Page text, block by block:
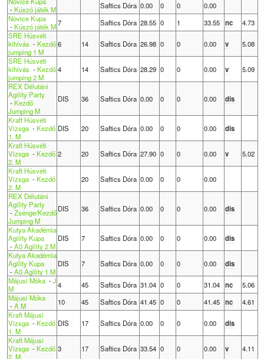
-Kúszó játék M Saftics Dóra 0.00 0 0
0.00
Novice Kupa
-Kúszó játék M 7 Saftics Dóra 28.55 0 1 33.55 nc
4.73
SRE Húsvéti
kihívás-Kezdő
jumping 1 M
6 14 Saftics Dóra 26.98 0 0 0.00 v
5.08
SRE Húsvéti
kihívás-Kezdő
jumping 2 M
4 14 Saftics Dóra 28.29 0 0 0.00 v
5.09
REX Délutáni
Agility Party
-Kezdő
Jumping M
DIS 36 Saftics Dóra 0.00 0 0 0.00 dis
Kraft Húsvéti
Vizsga-Kezdő
1. M
DIS 20 Saftics Dóra 0.00 0 0 0.00
dis
Kraft Húsvéti
Vizsga-Kezdő
2. M
2 20 Saftics Dóra 27.90 0 0 0.00 v
5.02
Kraft Húsvéti
Vizsga-Kezdő
2. M
20 Saftics Dóra 0.00 0 0
0.00
REX Délutáni
Agility Party
-Zsenge/Kezdő
Jumping M
DIS 36 Saftics Dóra 0.00 0 0 0.00 dis
Kutya Akadémia
Agility Kupa
-A0 Agility 2 M
DIS 7 Saftics Dóra 0.00 0 0 0.00
dis
Kutya Akadémia
Agility Kupa
-A0 Agility 1 M
DIS 7 Saftics Dóra 0.00 0 0 0.00
dis
Májusi Móka-J
M
4 45 Saftics Dóra 31.04 0 0 31.04 nc
5.06
Májusi Móka
-A M 10 45 Saftics Dóra 41.45 0 0 41.45 nc
4.61
Kraft Májusi
Vizsga-Kezdő
1. M
DIS 17 Saftics Dóra 0.00 0 0 0.00
dis
Kraft Májusi
Vizsga-Kezdő
2. M
3 17 Saftics Dóra 33.54 0 0 0.00 v
4.11